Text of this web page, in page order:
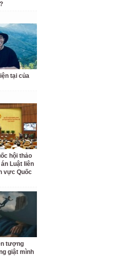
tại của
hội thảo
Luật liên
vực Quốc
tượng
giật mình